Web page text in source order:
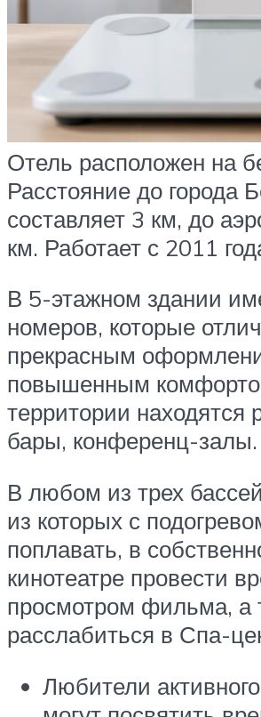
Отель расположен на
Расстояние до города
составляет 3 км, до
км. Работает с 2011
В 5-этажном здании
номеров, которые
прекрасным
повышенным
территории находятся
бары, конференц-залы.
В любом из трех
из которых с
поплавать, в
кинотеатре провести
просмотром фильма, а
расслабиться в Спа-
Любители